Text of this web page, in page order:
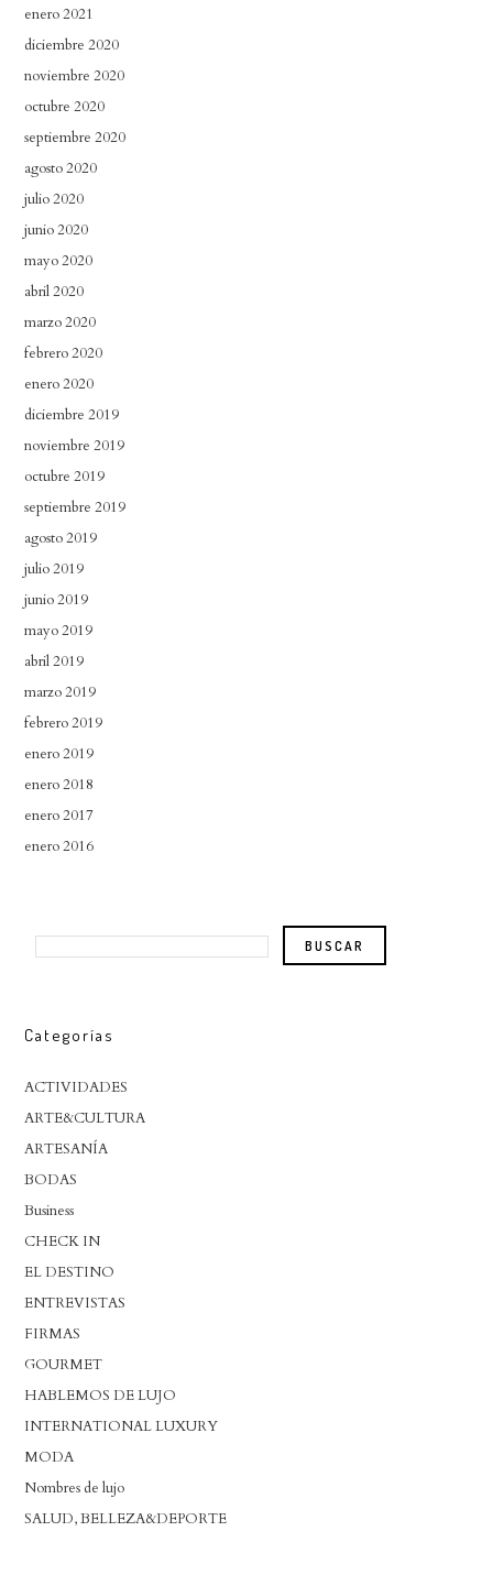
enero 2021
diciembre 2020
noviembre 2020
octubre 2020
septiembre 2020
agosto 2020
julio 2020
junio 2020
mayo 2020
abril 2020
marzo 2020
febrero 2020
enero 2020
diciembre 2019
noviembre 2019
octubre 2019
septiembre 2019
agosto 2019
julio 2019
junio 2019
mayo 2019
abril 2019
marzo 2019
febrero 2019
enero 2019
enero 2018
enero 2017
enero 2016
Categorías
ACTIVIDADES
ARTE&CULTURA
ARTESANÍA
BODAS
Business
CHECK IN
EL DESTINO
ENTREVISTAS
FIRMAS
GOURMET
HABLEMOS DE LUJO
INTERNATIONAL LUXURY
MODA
Nombres de lujo
SALUD, BELLEZA&DEPORTE